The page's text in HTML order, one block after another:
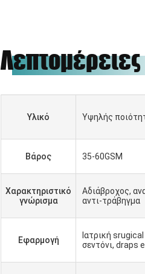
Λεπτομέρειες
Υλικό Υψηλής
Βάρος 35-60GSM
Χαρακτηριστικό
γνώρισμα
Αδιάβροχος,
αντι-τράβηγμα
Εφαρμογή
Ιατρική
σεντόνι, draps